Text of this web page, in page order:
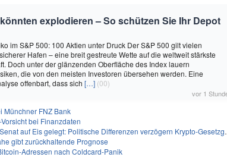
explodieren – So schützen Sie Ihr Depot
im S&P 500: 100 Aktien unter Druck Der S&P 500 gilt vielen
Hafen – eine breit gestreute Wette auf die weltweit stärkste
Doch unter der glänzenden Oberfläche des Index lauern
die von den meisten Investoren übersehen werden. Eine
offenbart, dass sich […] (00)
vor 1
Münchner FNZ Bank
bei Finanzdaten
auf Eis gelegt: Politische Differenzen verzögern Krypto-Gesetzgebung bis September
gibt zurückhaltende Prognose
Adressen nach Coldcard-Panik